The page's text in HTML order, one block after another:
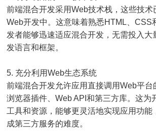
前端混合开发采用Web技术栈，这些技术
Web开发中。这意味着熟悉HTML、CSS
发者能够迅速适应混合开发，无需投入大
发语言和框架。
5. 充分利用Web生态系统
前端混合开发允许应用直接调用Web平台
浏览器插件、Web API和第三方库。这为
工具和资源，能够更灵活地实现应用功能
成第三方服务的难度。